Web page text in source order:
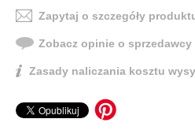
Zapytaj o szczegóły
Zobacz opinie o sprzedawcy
Zasady naliczania kosztu